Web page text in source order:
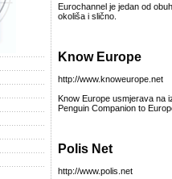
Eurochannel je jedan od
okoliša i slično.
Know Europe
http://www.knoweurope.net
Know Europe usmjerava na
Penguin Companion to
Polis Net
http://www.polis.net